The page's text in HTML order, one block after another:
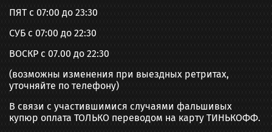
ПЯТ с 07:00 до 23:30
СУБ с 07:00 до 22:30
ВОСКР с 07.00 до 22:30
(возможны изменения при выездных ретритах,
уточняйте по телефону)
В связи с участившимися случаями фальшивых
купюр оплата ТОЛЬКО переводом на карту ТИНЬКОФФ.